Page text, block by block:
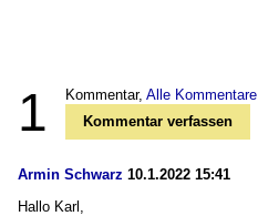
1 Kommentar, Alle Kommentare
Kommentar verfassen
Armin Schwarz 10.1.2022 15:41
Hallo Karl,